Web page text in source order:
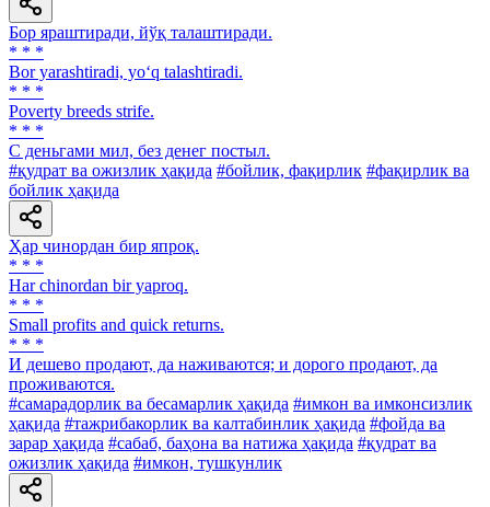
Бор яраштиради, йўқ талаштиради.
* * *
Bor yarashtiradi, yo‘q talashtiradi.
* * *
Poverty breeds strife.
* * *
С деньгами мил, без денег постыл.
#қудрат ва ожизлик ҳақида #бойлик, фақирлик #фақирлик ва
бойлик ҳақида
Ҳар чинордан бир япроқ.
* * *
Har chinordan bir yaproq.
* * *
Small profits and quick returns.
* * *
И дешево продают, да наживаются; и дорого продают, да
проживаются.
#самарадорлик ва бесамарлик ҳақида #имкон ва имконсизлик
ҳақида #тажрибакорлик ва калтабинлик ҳақида #фойда ва
зарар ҳақида #сабаб, баҳона ва натижа ҳақида #қудрат ва
ожизлик ҳақида #имкон, тушкунлик